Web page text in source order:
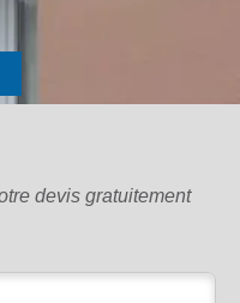
devis gratuitement